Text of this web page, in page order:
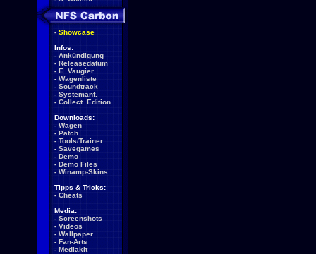
- Showcase
Infos:
- Ankündigung
- Releasedatum
- E. Vaugier
- Wagenliste
- Soundtrack
- Systemanf.
- Collect. Edition
Downloads:
- Wagen
- Patch
- Tools/Trainer
- Savegames
- Demo
- Demo Files
- Winamp-Skins
Tipps & Tricks:
- Cheats
Media:
- Screenshots
- Videos
- Wallpaper
- Fan-Arts
- Mediakit